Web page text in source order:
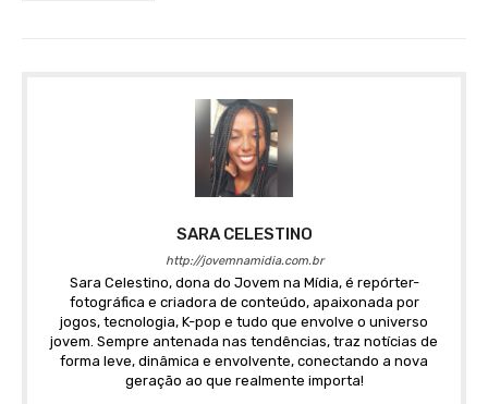
SARA CELESTINO
http://jovemnamidia.com.br
Sara Celestino, dona do Jovem na Mídia, é repórter-
fotográfica e criadora de conteúdo, apaixonada por
jogos, tecnologia, K-pop e tudo que envolve o universo
jovem. Sempre antenada nas tendências, traz notícias de
forma leve, dinâmica e envolvente, conectando a nova
geração ao que realmente importa!